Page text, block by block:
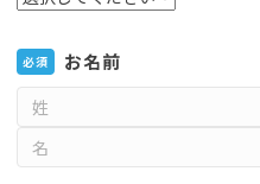
必須 お名前